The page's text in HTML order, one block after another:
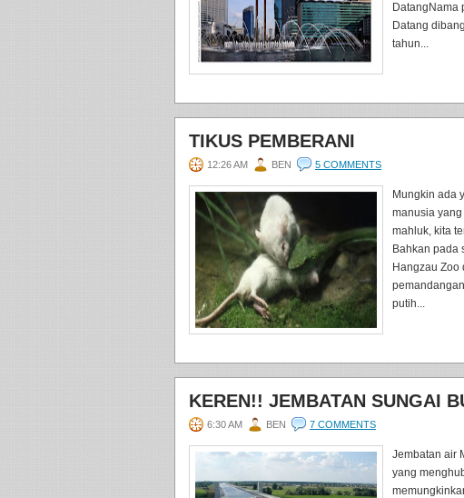
DatangNama
Datang
tahun...
TIKUS PEMBERANI
12:26 AM BEN 5 COMMENTS
Mungkin ada
manusia
mahluk, kita
Bahkan pada
Hangzau Zoo
putih...
KEREN!! JEMBATAN SUNGAI
6:30 AM BEN 7 COMMENTS
Jembatan air
yang